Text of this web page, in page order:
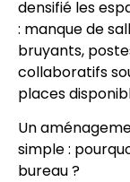
densifié les
: manque de
bruyants,
collaboratifs
places
Un
simple :
bureau ?